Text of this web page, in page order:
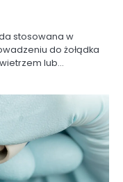
stosowana w
do żołądka
lub…